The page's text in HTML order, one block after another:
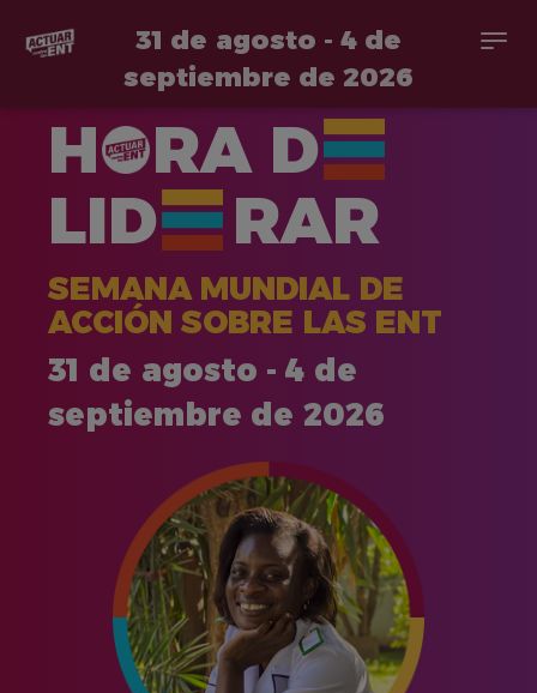
contenido
31 de agosto - 4 de
septiembre de 2026
H RA D
LID
RAR
SEMANA MUNDIAL DE
ACCIÓN SOBRE LAS ENT
31 de agosto - 4 de
septiembre de 2026